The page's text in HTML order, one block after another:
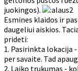
juokingos).
Esmines klaidos ir
daugeliui aiskios.
prideti:
1. Pasirinkta lokacija
per savaite. Tad
2. Laiko trukumas -